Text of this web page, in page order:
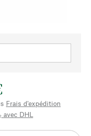
Frais d'expédition
avec DHL